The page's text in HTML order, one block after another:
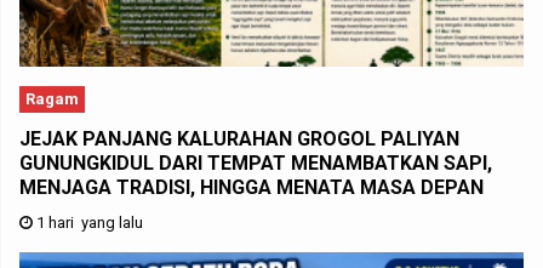
Ragam
JEJAK PANJANG KALURAHAN GROGOL PALIYAN
GUNUNGKIDUL DARI TEMPAT MENAMBATKAN SAPI,
MENJAGA TRADISI, HINGGA MENATA MASA DEPAN
1 hari yang lalu